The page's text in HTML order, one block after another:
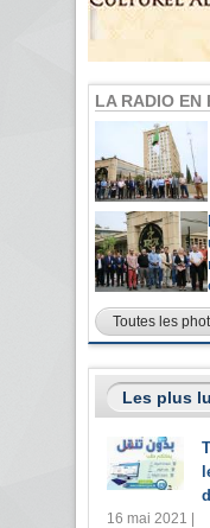
LA RADIO EN
Toutes les
Les plus
16 mai 2021 |